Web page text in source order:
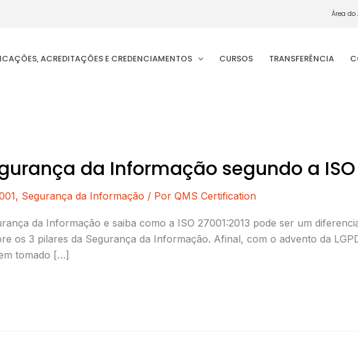
Área do
ACREDITAÇÕES E CREDENCIAMENTOS CURSOS TRANSFERÊNCIA
da Informação segundo a ISO
, Segurança da Informação / Por QMS Certification
da Informação e saiba como a ISO 27001:2013 pode ser um
os 3 pilares da Segurança da Informação. Afinal, com o advento da
tomado […]